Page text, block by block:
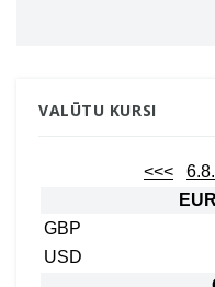
VALŪTU KURSI